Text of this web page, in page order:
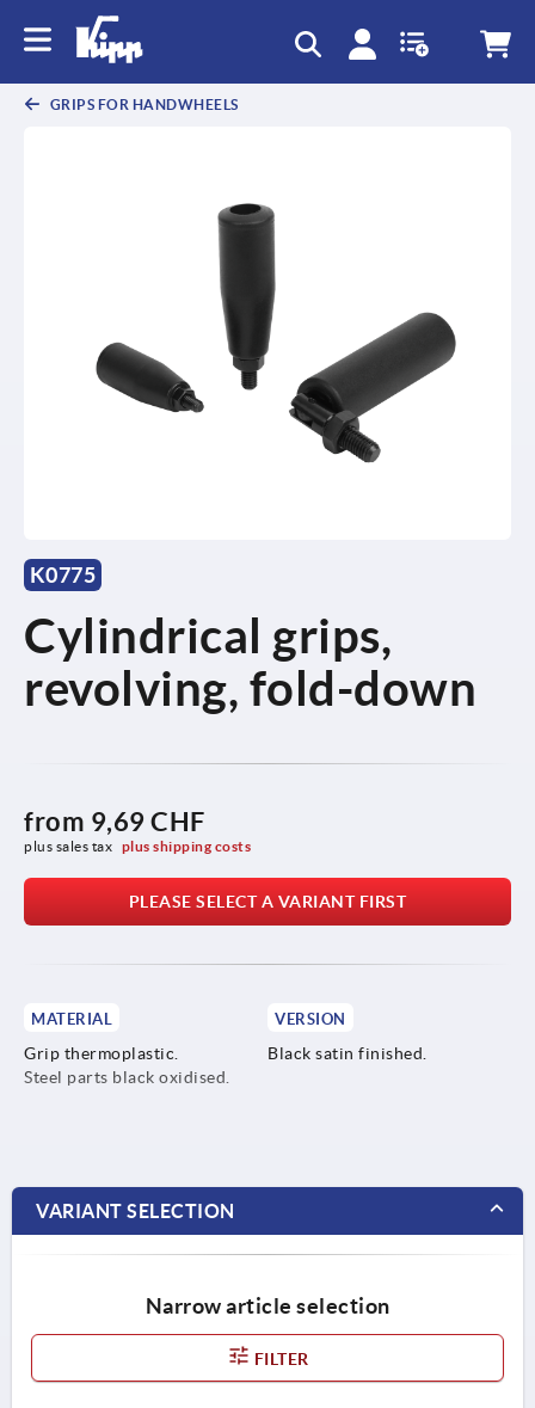
GRIPS FOR HANDWHEELS
K0775
Cylindrical grips,
revolving, fold-down
from 9,69 CHF
plus sales tax plus shipping costs
PLEASE SELECT A VARIANT FIRST
MATERIAL
Grip thermoplastic.
Steel parts black oxidised.
VERSION
Black satin finished.
VARIANT SELECTION
Narrow article selection
FILTER